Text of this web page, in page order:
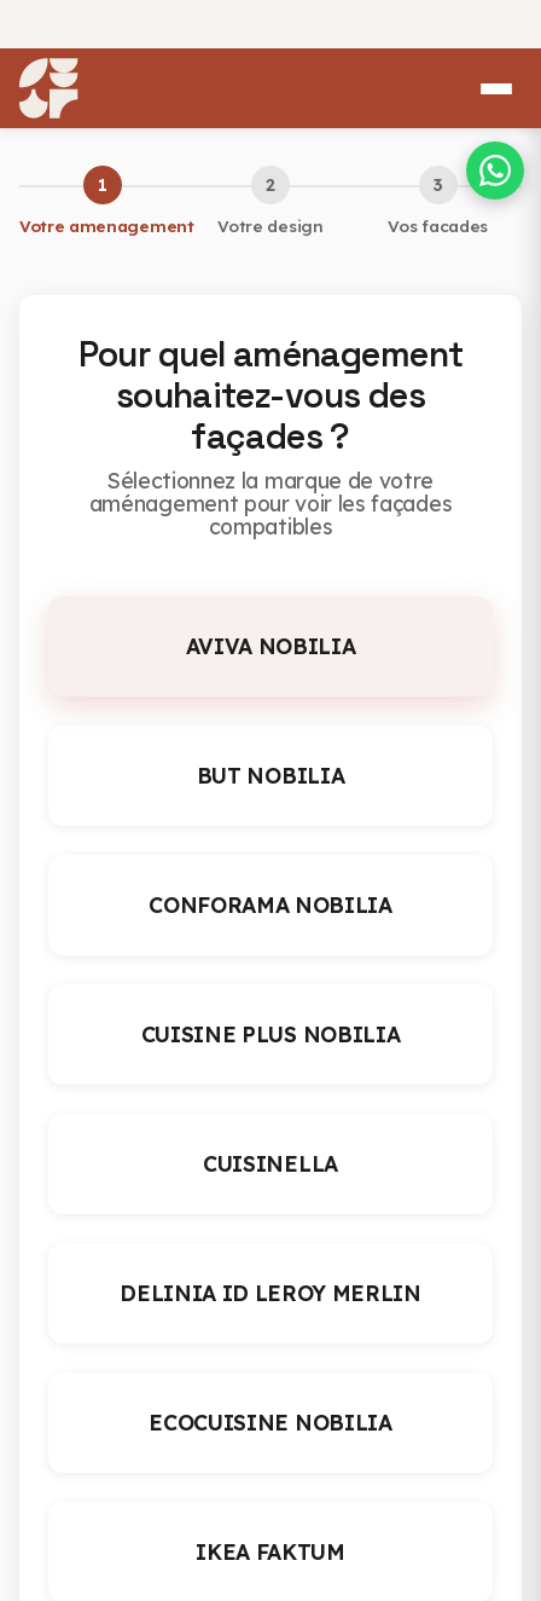
1
Votre amenagement
2
Votre design
3
Vos facades
Pour quel aménagement
souhaitez-vous des
façades ?
Sélectionnez la marque de votre
aménagement pour voir les façades
compatibles
AVIVA NOBILIA
BUT NOBILIA
CONFORAMA NOBILIA
CUISINE PLUS NOBILIA
CUISINELLA
DELINIA ID LEROY MERLIN
ECOCUISINE NOBILIA
IKEA FAKTUM